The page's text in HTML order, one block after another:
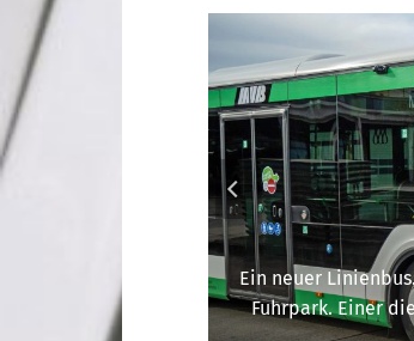
Ein neuer
Fuhrpark. Einer